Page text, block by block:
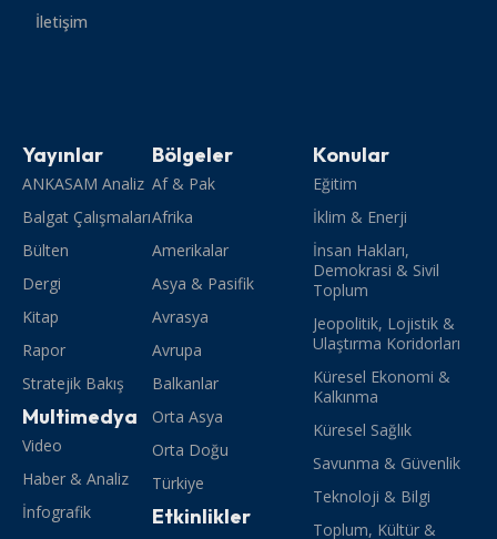
İletişim
Yayınlar
ANKASAM Analiz
Balgat Çalışmaları
Bülten
Dergi
Kitap
Rapor
Stratejik Bakış
Multimedya
Video
Haber & Analiz
İnfografik
Bölgeler
Af & Pak
Afrika
Amerikalar
Asya & Pasifik
Avrasya
Avrupa
Balkanlar
Orta Asya
Orta Doğu
Türkiye
Etkinlikler
Konular
Eğitim
İklim & Enerji
İnsan Hakları,
Demokrasi & Sivil
Toplum
Jeopolitik, Lojistik &
Ulaştırma Koridorları
Küresel Ekonomi &
Kalkınma
Küresel Sağlık
Savunma & Güvenlik
Teknoloji & Bilgi
Toplum, Kültür &